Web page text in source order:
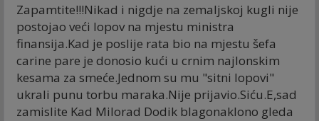
Zapamtite!!!Nikad i nigdje na zemaljskoj kugli nije
postojao veći lopov na mjestu ministra
finansija.Kad je poslije rata bio na mjestu šefa
carine pare je donosio kući u crnim najlonskim
kesama za smeće.Jednom su mu "sitni lopovi"
ukrali punu torbu maraka.Nije prijavio.Siću.E,sad
zamislite Kad Milorad Dodik blagonaklono gleda